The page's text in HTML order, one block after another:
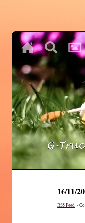
♥
♥
16/11/
RSS Feed ~